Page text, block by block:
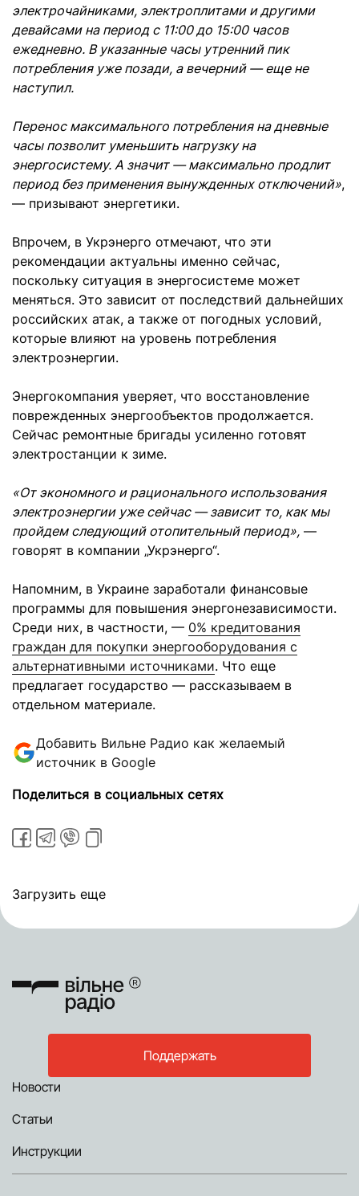
электрочайниками, электроплитами и другими
девайсами на период с 11:00 до 15:00 часов
ежедневно. В указанные часы утренний пик
потребления уже позади, а вечерний — еще не
наступил.
Перенос максимального потребления на дневные
часы позволит уменьшить нагрузку на
энергосистему. А значит — максимально продлит
период без применения вынужденных отключений»,
— призывают энергетики.
Впрочем, в Укрэнерго отмечают, что эти
рекомендации актуальны именно сейчас,
поскольку ситуация в энергосистеме может
меняться. Это зависит от последствий дальнейших
российских атак, а также от погодных условий,
которые влияют на уровень потребления
электроэнергии.
Энергокомпания уверяет, что восстановление
поврежденных энергообъектов продолжается.
Сейчас ремонтные бригады усиленно готовят
электростанции к зиме.
«От экономного и рационального использования
электроэнергии уже сейчас — зависит то, как мы
пройдем следующий отопительный период», —
говорят в компании „Укрэнерго“.
Напомним, в Украине заработали финансовые
программы для повышения энергонезависимости.
Среди них, в частности, — 0% кредитования
граждан для покупки энергооборудования с
альтернативными источниками. Что еще
предлагает государство — рассказываем в
отдельном материале.
Добавить Вильне Радио как желаемый
источник в Google
Поделиться в социальных сетях
Загрузить еще
Поддержать
Новости
Статьи
Инструкции